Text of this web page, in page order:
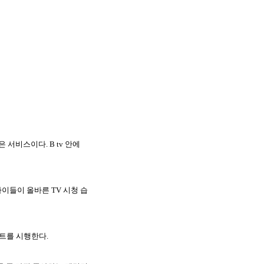
서비스이다. B tv 안에
들이 올바른 TV 시청 습
를 시행한다.